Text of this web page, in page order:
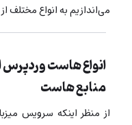
می‌اندازیم به انواع مختلف
انواع هاست وردپرس
منابع هاست
از منظر اینکه سرویس